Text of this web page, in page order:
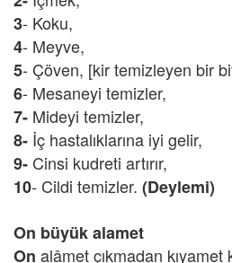
3- Koku,
4- Meyve,
5- Çöven, [kir temizleyen bir
6- Mesaneyi temizler,
7- Mideyi temizler,
8- İç hastalıklarına iyi gelir,
9- Cinsi kudreti artırır,
10- Cildi temizler. (Deylemi)
On büyük alamet
On alâmet çıkmadan kıyamet